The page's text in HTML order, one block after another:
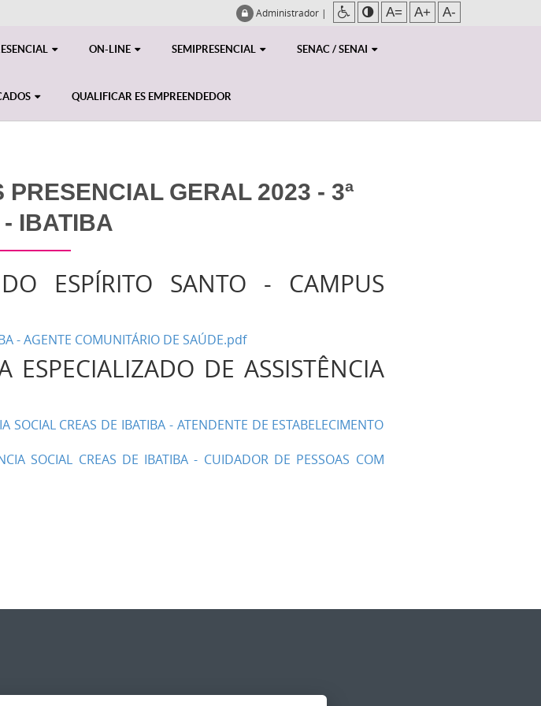
Administrador | A= A+ A-
ON-LINE SEMIPRESENCIAL SENAC / SENAI
QUALIFICAR ES EMPREENDEDOR
GERAL 2023 - 3ª
- IBATIBA
ESPÍRITO SANTO - CAMPUS
- AGENTE COMUNITÁRIO DE SAÚDE.pdf
ESPECIALIZADO DE ASSISTÊNCIA
SOCIAL CREAS DE IBATIBA - ATENDENTE DE ESTABELECIMENTO
SOCIAL CREAS DE IBATIBA - CUIDADOR DE PESSOAS COM